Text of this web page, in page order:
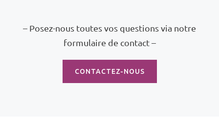
– Posez-nous toutes vos questions via notre
formulaire de contact –
CONTACTEZ-NOUS